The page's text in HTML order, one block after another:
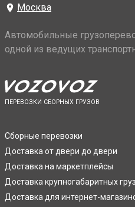
Москва
Автомобильные
одной из ведущих
ПЕРЕВОЗКИ СБОРНЫХ ГРУЗОВ
Сборные перевозки
Доставка от двери до двери
Доставка на маркетплейсы
Доставка крупногабаритных
Доставка для интернет-